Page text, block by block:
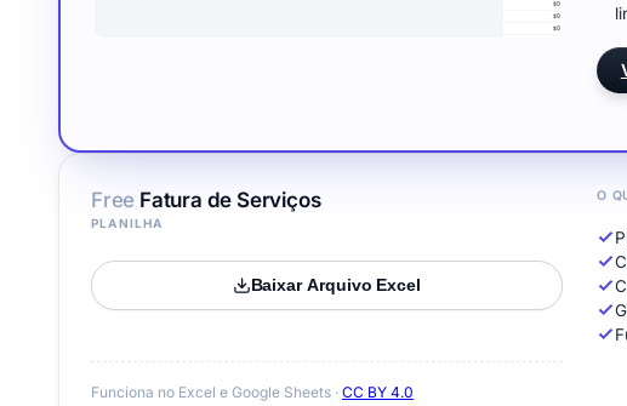
Free Fatura de Serviços
PLANILHA
Baixar Arquivo Excel
Funciona no Excel e Google Sheets · CC BY 4.0
O